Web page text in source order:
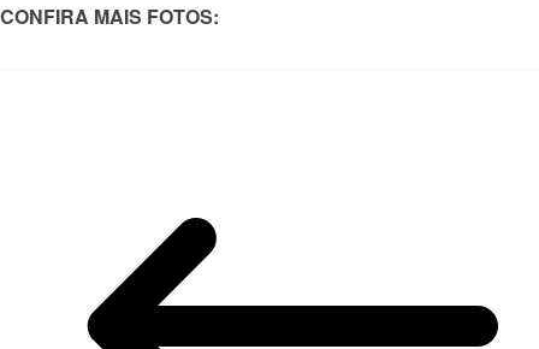
CONFIRA MAIS FOTOS: